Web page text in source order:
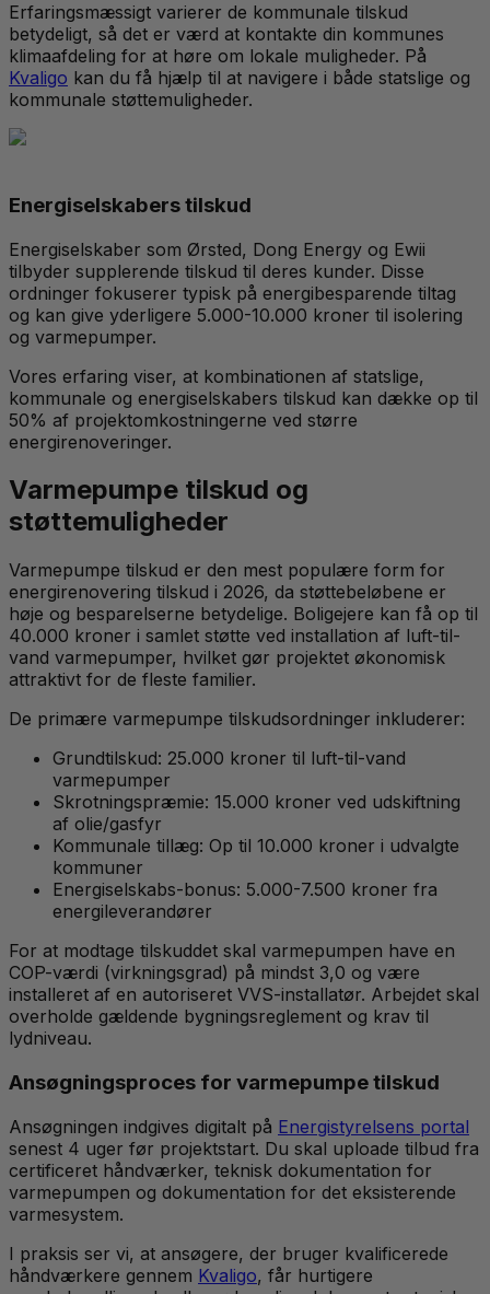
Erfaringsmæssigt varierer de kommunale tilskud
betydeligt, så det er værd at kontakte din kommunes
klimaafdeling for at høre om lokale muligheder. På
Kvaligo kan du få hjælp til at navigere i både statslige og
kommunale støttemuligheder.
Energiselskabers tilskud
Energiselskaber som Ørsted, Dong Energy og Ewii
tilbyder supplerende tilskud til deres kunder. Disse
ordninger fokuserer typisk på energibesparende tiltag
og kan give yderligere 5.000-10.000 kroner til isolering
og varmepumper.
Vores erfaring viser, at kombinationen af statslige,
kommunale og energiselskabers tilskud kan dække op til
50% af projektomkostningerne ved større
energirenoveringer.
Varmepumpe tilskud og
støttemuligheder
Varmepumpe tilskud er den mest populære form for
energirenovering tilskud i 2026, da støttebeløbene er
høje og besparelserne betydelige. Boligejere kan få op til
40.000 kroner i samlet støtte ved installation af luft-til-
vand varmepumper, hvilket gør projektet økonomisk
attraktivt for de fleste familier.
De primære varmepumpe tilskudsordninger inkluderer:
Grundtilskud: 25.000 kroner til luft-til-vand
varmepumper
Skrotningspræmie: 15.000 kroner ved udskiftning
af olie/gasfyr
Kommunale tillæg: Op til 10.000 kroner i udvalgte
kommuner
Energiselskabs-bonus: 5.000-7.500 kroner fra
energileverandører
For at modtage tilskuddet skal varmepumpen have en
COP-værdi (virkningsgrad) på mindst 3,0 og være
installeret af en autoriseret VVS-installatør. Arbejdet skal
overholde gældende bygningsreglement og krav til
lydniveau.
Ansøgningsproces for varmepumpe tilskud
Ansøgningen indgives digitalt på Energistyrelsens portal
senest 4 uger før projektstart. Du skal uploade tilbud fra
certificeret håndværker, teknisk dokumentation for
varmepumpen og dokumentation for det eksisterende
varmesystem.
I praksis ser vi, at ansøgere, der bruger kvalificerede
håndværkere gennem Kvaligo, får hurtigere